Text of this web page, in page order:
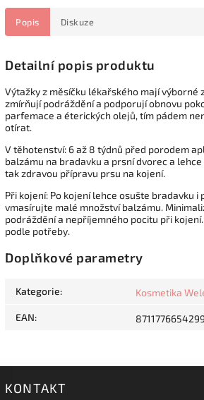
Popis Diskuze
Detailní popis produktu
Výtažky z měsíčku lékařského mají výborné
zmírňují podráždění a podporují obnovu
parfemace a éterických olejů, tím pádem
otírat.
V těhotenství: 6 až 8 týdnů před porodem
balzámu na bradavku a prsní dvorec a
tak zdravou přípravu prsu na kojení.
Při kojení: Po kojení lehce osušte bradavku i
vmasírujte malé množství balzámu.
podráždění a nepříjemného pocitu při
podle potřeby.
Doplňkové parametry
Kategorie: Kosmetika
EAN: 8711776654299
KONTAKT